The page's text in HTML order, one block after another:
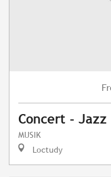
Concert - Jazz
MUSIK
Loctudy